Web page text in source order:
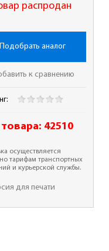
кг
распродан
Подобрать аналог
к сравнению
42510
осуществляется
тарифам транспортных
и курьерской службы.
для печати